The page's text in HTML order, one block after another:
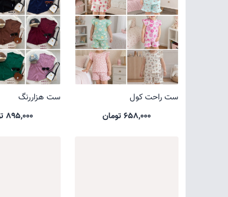
ست راحت کول
658,000 تومان
ست هزاررنگ
895,000 تومان